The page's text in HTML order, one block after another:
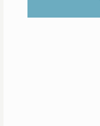
Walincourt